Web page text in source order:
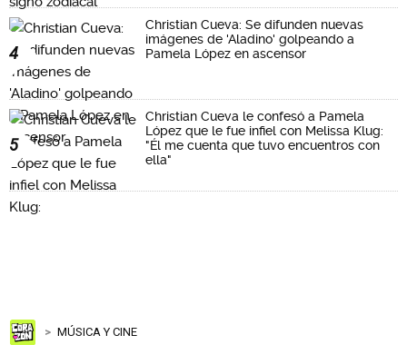
4
Christian Cueva: Se difunden nuevas
imágenes de 'Aladino' golpeando a
Pamela López en ascensor
5
Christian Cueva le confesó a Pamela
López que le fue infiel con Melissa Klug:
"Él me cuenta que tuvo encuentros con
ella"
MÚSICA Y CINE